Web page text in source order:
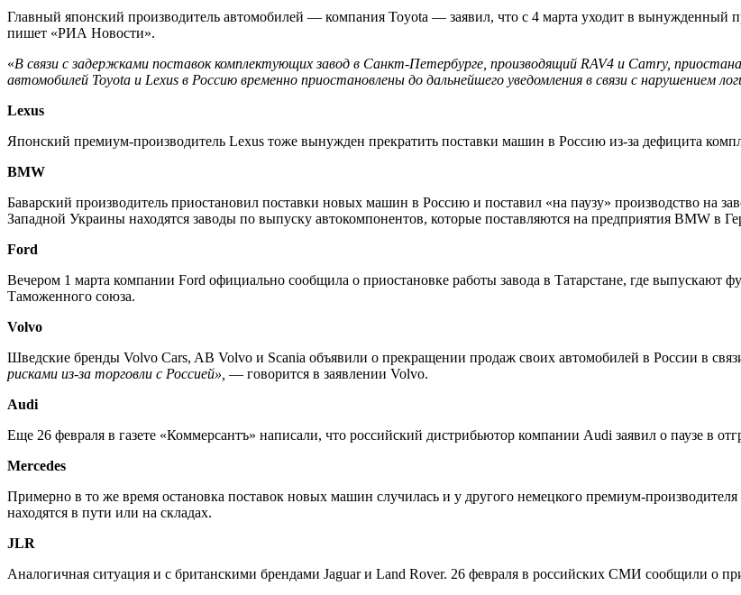
Главный японский производитель автомобилей — компания Toyota — заявил, что с 4 марта уходит в вынужденный
пишет «РИА Новости».
«В связи с задержками поставок комплектующих завод в Санкт-Петербурге, производящий RAV4 и Camry,
автомобилей Toyota и Lexus в Россию временно приостановлены до дальнейшего уведомления в связи с нарушением
Lexus
Японский премиум-производитель Lexus тоже вынужден прекратить поставки машин в Россию из-за дефицита
BMW
Баварский производитель приостановил поставки новых машин в Россию и поставил «на паузу» производство на
Западной Украины находятся заводы по выпуску автокомпонентов, которые поставляются на предприятия BMW в
Ford
Вечером 1 марта компании Ford официально сообщила о приостановке работы завода в Татарстане, где выпускают
Таможенного союза.
Volvo
Шведские бренды Volvo Cars, AB Volvo и Scania объявили о прекращении продаж своих автомобилей в России в
рисками из-за торговли с Россией», — говорится в заявлении Volvo.
Audi
Еще 26 февраля в газете «Коммерсантъ» написали, что российский дистрибьютор компании Audi заявил о паузе в
Mercedes
Примерно в то же время остановка поставок новых машин случилась и у другого немецкого премиум-
находятся в пути или на складах.
JLR
Аналогичная ситуация и с британскими брендами Jaguar и Land Rover. 26 февраля в российских СМИ сообщили о